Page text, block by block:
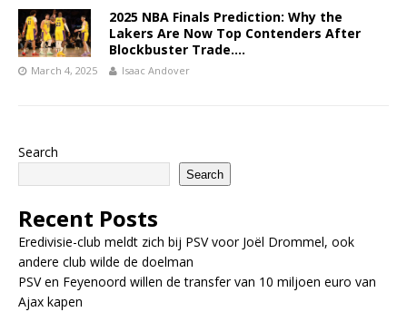
2025 NBA Finals Prediction: Why the
Lakers Are Now Top Contenders After
Blockbuster Trade….
March 4, 2025 Isaac Andover
Search
Search
Recent Posts
Eredivisie-club meldt zich bij PSV voor Joël Drommel, ook
andere club wilde de doelman
PSV en Feyenoord willen de transfer van 10 miljoen euro van
Ajax kapen